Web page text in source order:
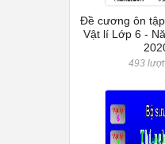
Đề cương ôn
Vật lí Lớp 6 -
493